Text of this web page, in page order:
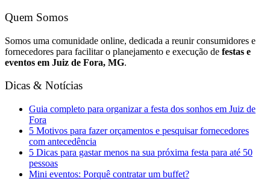
Quem Somos
Somos uma comunidade online, dedicada a reunir consumidores e
fornecedores para facilitar o planejamento e execução de festas e
eventos em Juiz de Fora, MG.
Dicas & Notícias
Guia completo para organizar a festa dos sonhos em Juiz de
Fora
5 Motivos para fazer orçamentos e pesquisar fornecedores
com antecedência
5 Dicas para gastar menos na sua próxima festa para até 50
pessoas
Mini eventos: Porquê contratar um buffet?